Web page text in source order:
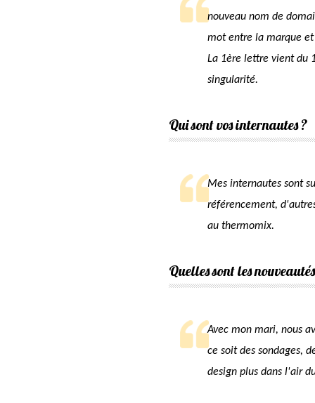
nouveau nom de
mot entre la marque
La 1ère lettre vient du
singularité.
Qui sont vos internautes ?
Mes internautes sont
référencement,
au thermomix.
Quelles sont les
Avec mon mari, nous
ce soit des sondages,
design plus dans l'air